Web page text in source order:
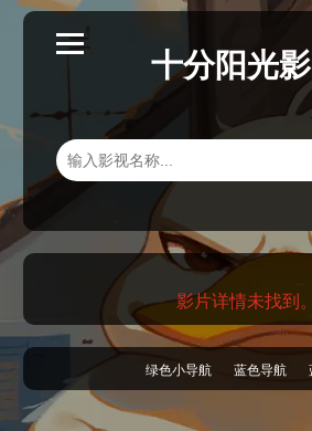
十分阳光
影片详情未找到。
绿色小导航 蓝色导航